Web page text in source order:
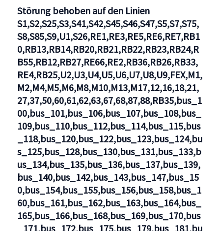
Störung behoben auf den Linien
S1,S2,S25,S3,S41,S42,S45,S46,S47,S5,S7,S75,
S8,S85,S9,U1,S26,RE1,RE3,RE5,RE6,RE7,RB1
0,RB13,RB14,RB20,RB21,RB22,RB23,RB24,R
B55,RB12,RB27,RE66,RE2,RB36,RB26,RB33,
RE4,RB25,U2,U3,U4,U5,U6,U7,U8,U9,FEX,M1,
M2,M4,M5,M6,M8,M10,M13,M17,12,16,18,21,
27,37,50,60,61,62,63,67,68,87,88,RB35,bus_1
00,bus_101,bus_106,bus_107,bus_108,bus_
109,bus_110,bus_112,bus_114,bus_115,bus
_118,bus_120,bus_122,bus_123,bus_124,bu
s_125,bus_128,bus_130,bus_131,bus_133,b
us_134,bus_135,bus_136,bus_137,bus_139,
bus_140,bus_142,bus_143,bus_147,bus_15
0,bus_154,bus_155,bus_156,bus_158,bus_1
60,bus_161,bus_162,bus_163,bus_164,bus_
165,bus_166,bus_168,bus_169,bus_170,bus
_171,bus_172,bus_175,bus_179,bus_181,bu